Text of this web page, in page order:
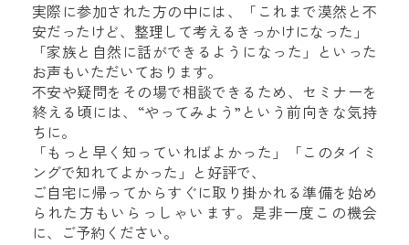
実際に参加された方の中には、「これまで漠然と不
安だったけど、整理して考えるきっかけになった」
「家族と自然に話ができるようになった」といった
お声もいただいております。
不安や疑問をその場で相談できるため、セミナーを
終える頃には、“やってみよう”という前向きな気持
ちに。
「もっと早く知っていればよかった」「このタイミ
ングで知れてよかった」と好評で、
ご自宅に帰ってからすぐに取り掛かれる準備を始め
られた方もいらっしゃいます。 是非一度この機会
に、ご予約ください。